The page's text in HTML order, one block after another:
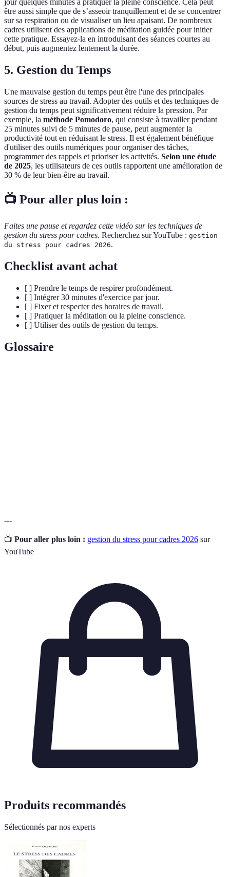
jour quelques minutes à pratiquer la pleine conscience. Cela peut
être aussi simple que de s’asseoir tranquillement et de se concentrer
sur sa respiration ou de visualiser un lieu apaisant. De nombreux
cadres utilisent des applications de méditation guidée pour initier
cette pratique. Essayez-la en introduisant des séances courtes au
début, puis augmentez lentement la durée.
5. Gestion du Temps
Une mauvaise gestion du temps peut être l'une des principales
sources de stress au travail. Adopter des outils et des techniques de
gestion du temps peut significativement réduire la pression. Par
exemple, la méthode Pomodoro, qui consiste à travailler pendant
25 minutes suivi de 5 minutes de pause, peut augmenter la
productivité tout en réduisant le stress. Il est également bénéfique
d'utiliser des outils numériques pour organiser des tâches,
programmer des rappels et prioriser les activités. Selon une étude
de 2025, les utilisateurs de ces outils rapportent une amélioration de
30 % de leur bien-être au travail.
📺 Pour aller plus loin :
Faites une pause et regardez cette vidéo sur les techniques de
gestion du stress pour cadres. Recherchez sur YouTube : gestion
du stress pour cadres 2026.
Checklist avant achat
[ ] Prendre le temps de respirer profondément.
[ ] Intégrer 30 minutes d'exercice par jour.
[ ] Fixer et respecter des horaires de travail.
[ ] Pratiquer la méditation ou la pleine conscience.
[ ] Utiliser des outils de gestion du temps.
Glossaire
---
📺 Pour aller plus loin : gestion du stress pour cadres 2026 sur
YouTube
Produits recommandés
Sélectionnés par nos experts